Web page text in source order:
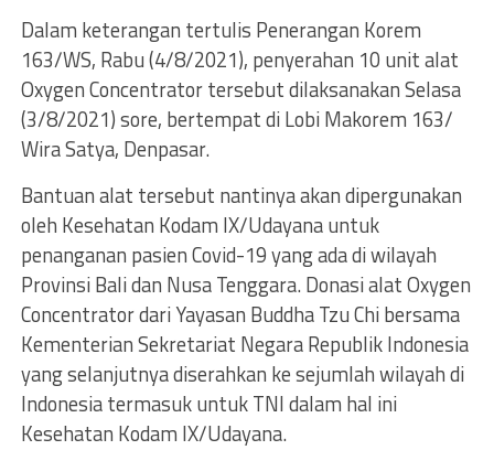
Dalam keterangan tertulis Penerangan Korem
163/WS, Rabu (4/8/2021), penyerahan 10 unit alat
Oxygen Concentrator tersebut dilaksanakan Selasa
(3/8/2021) sore, bertempat di Lobi Makorem 163/
Wira Satya, Denpasar.
Bantuan alat tersebut nantinya akan dipergunakan
oleh Kesehatan Kodam IX/Udayana untuk
penanganan pasien Covid-19 yang ada di wilayah
Provinsi Bali dan Nusa Tenggara. Donasi alat Oxygen
Concentrator dari Yayasan Buddha Tzu Chi bersama
Kementerian Sekretariat Negara Republik Indonesia
yang selanjutnya diserahkan ke sejumlah wilayah di
Indonesia termasuk untuk TNI dalam hal ini
Kesehatan Kodam IX/Udayana.